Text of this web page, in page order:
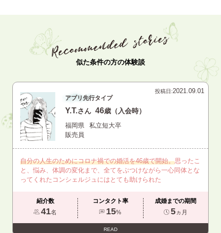
似た条件の方の体験談
投稿日:2021.09.01
アプリ先行タイプ
Y.T.さん 46歳（入会時）
福岡県
私立短大卒
販売員
自分の人生のためにコロナ禍での婚活を46歳で開始。思ったこ
と、悩み、体調の変化まで、全てをぶつけながら一心同体とな
ってくれたコンシェルジュにはとても助けられた
紹介数
41名
コンタクト率
15%
成婚までの期間
5ヵ月
READ